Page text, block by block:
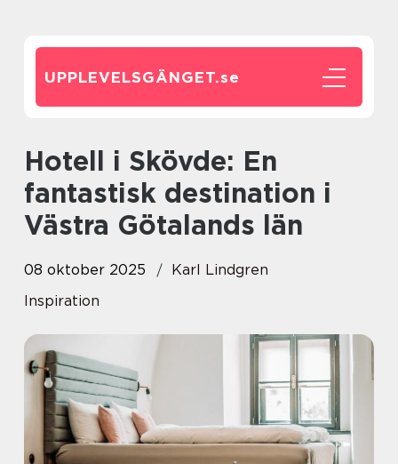
UPPLEVELSGÄNGET.se
Hotell i Skövde: En
fantastisk destination i
Västra Götalands län
08 oktober 2025
Karl Lindgren
Inspiration